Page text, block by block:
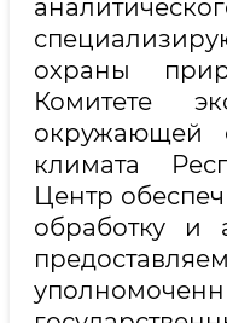
охраны
Комитете
окружающей
климата
Центр
обработку и